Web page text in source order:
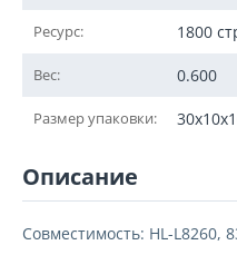
Ресурс: 1800
Вес: 0.600
Размер упаковки:
Описание
Совместимость: HL-L8260,